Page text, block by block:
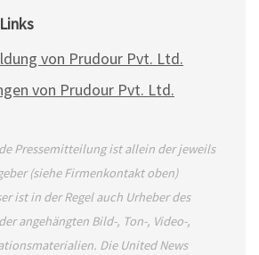
von Prudour Pvt. Ltd.
von Prudour Pvt. Ltd.
Pressemitteilung ist allein der jeweils
(siehe Firmenkontakt oben)
ist in der Regel auch Urheber des
angehängten Bild-, Ton-, Video-,
Die United News